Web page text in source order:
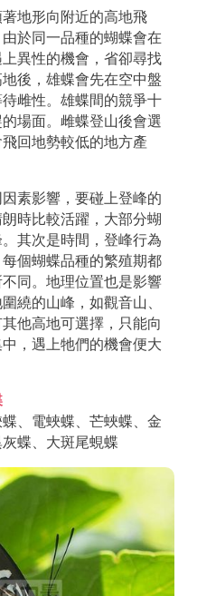
地形向附近的高地飛
於同一品種的蝴蝶會在
異性的機會，省卻尋找
後，雄蝶會先在空中盤
雌性。雄蝶間的競爭十
場面。雌蝶登山後會選
回地勢較低的地方產
素影響，要碰上登峰的
時比較活躍，大部分蝴
其次是時間，登峰行為
個蝴蝶品種的繁殖期都
同。地理位置也是影響
繞的山峰，如觀音山、
他高地可選擇，只能向
，遇上牠們的機會便大
、電蛺蝶、芒蛺蝶、金
蝶、大斑尾蜆蝶